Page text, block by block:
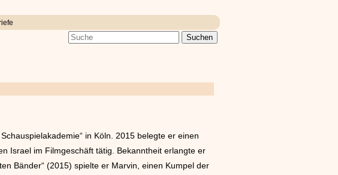
in Köln. 2015 belegte er einen
Israel im Filmgeschäft tätig. Bekanntheit erlangte er
Bänder“ (2015) spielte er Marvin, einen Kumpel der